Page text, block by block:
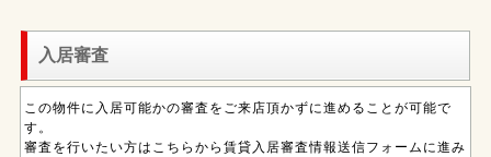
入居審査
この物件に入居可能かの審査をご来店頂かずに進めることが可能で
す。
審査を行いたい方はこちらから賃貸入居審査情報送信フォームに進み